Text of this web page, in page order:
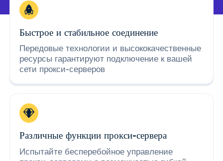
Быстрое и стабильное соединение
Передовые технологии и высококачественные
ресурсы гарантируют подключение к вашей
сети прокси-серверов
Различные функции прокси-сервера
Испытайте бесперебойное управление